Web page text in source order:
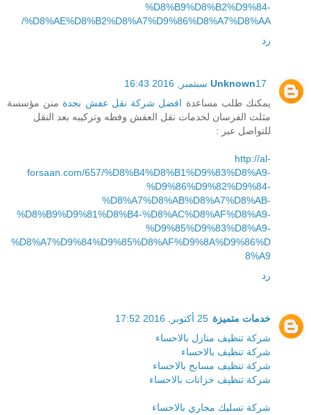
%D8%B9%D8%B2%D9%84-
%D8%AE%D8%B2%D8%A7%D9%86%D8%A7%D8%AA/
رد
Unknown17 سبتمبر, 2016 16:43
يمكنك طلب مساعدة افضل شركة نقل عفش بجدة منن مؤسسة
مثلث الفرسان لخدمات نقل العفش وفطه وتركيبه بعد النقل
للتواصل عبر :
http://al-
forsaan.com/657/%D8%B4%D8%B1%D9%83%D8%A9-
%D9%86%D9%82%D9%84-
%D8%A7%D8%AB%D8%A7%D8%AB-
%D8%B9%D9%81%D8%B4-%D8%AC%D8%AF%D8%A9-
%D9%85%D9%83%D8%A9-
%D8%A7%D9%84%D9%85%D8%AF%D9%8A%D9%86%D
8%A9
رد
خدمات متميزة 25 أكتوبر, 2016 17:52
شركة تنظيف منازل بالاحساء
شركة تنظيف بالاحساء
شركة تنظيف مسابح بالاحساء
شركة تنظيف خزانات بالاحساء
شركة تسليك مجاري بالاحساء